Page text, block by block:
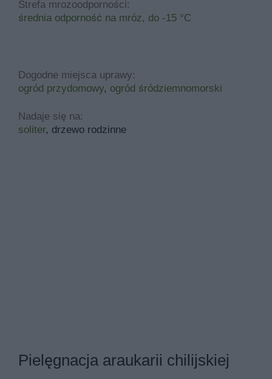
Żywotnik Zachodni Golden Brabant
Żywotnik Zachodni Mr Bowling Ball
Strefa mrozoodporności:
średnia odporność na mróz, do -15 °C
Dogodne miejsca uprawy:
ogród przydomowy, ogród śródziemnomorski
Nadaje się na:
soliter, drzewo rodzinne
Pielęgnacja araukarii chilijskiej